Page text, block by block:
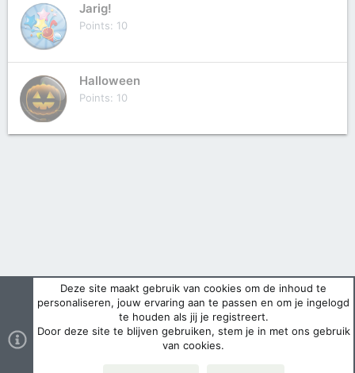
Jarig!
Points 10
Halloween
Points 10
Deze site maakt gebruik van cookies om de inhoud te
personaliseren, jouw ervaring aan te passen en om je ingelogd
te houden als jij je registreert.
Door deze site te blijven gebruiken, stem je in met ons gebruik
van cookies.